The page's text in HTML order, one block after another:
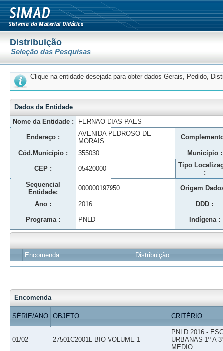
Distribuição
Seleção das Pesquisas
Clique na entidade desejada para obter dados Gerais, Pedido,
Dados da Entidade
Nome da Entidade :
FERNAO DIAS PAES
Endereço :
AVENIDA PEDROSO DE
MORAIS
Cód.Município : 355030 Município :
CEP : 05420000
Tipo
:
Sequencial
Entidade:
000000197950 Origem
Ano : 2016 DDD :
Programa : PNLD Indígena :
Encomenda Distribuição
Encomenda
SÉRIE/ANO OBJETO CRITÉRIO
01/02 27501C2001L-BIO VOLUME 1
PNLD 2016 -
URBANAS 1º A
MEDIO